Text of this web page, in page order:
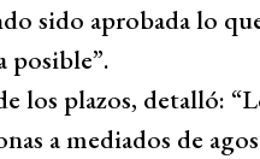
sido aprobada lo
posible”.
los plazos, detalló:
a mediados de